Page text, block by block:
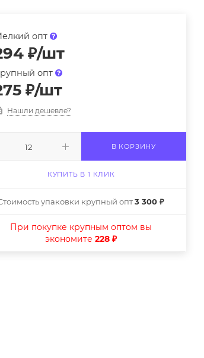
опт
₽/шт
опт
₽/шт
Нашли дешевле?
В КОРЗИНУ
КУПИТЬ В 1 КЛИК
упаковки крупный опт3 300 ₽
При покупке крупным оптом вы
экономите228 ₽